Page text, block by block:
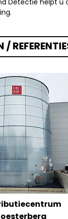
Detectie helpt
/